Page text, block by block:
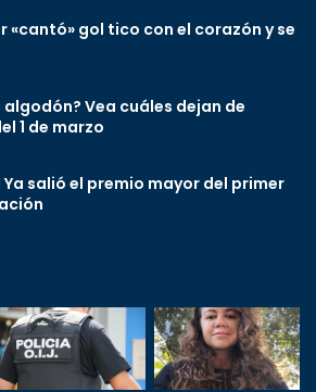
«cantó» gol tico con el corazón y se
Vea cuáles dejan de
1 de marzo
Ya salió el premio mayor del primer